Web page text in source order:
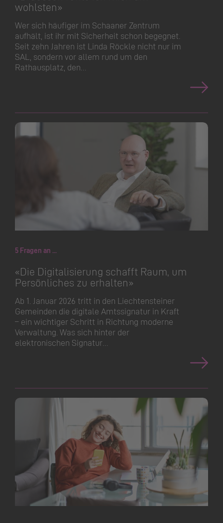
wohlsten»
Wer sich häufiger im Schaaner Zentrum
aufhält, ist ihr mit Sicherheit schon begegnet.
Seit zehn Jahren ist Linda Röckle nicht nur im
SAL, sondern vor allem rund um den
Rathausplatz, den…
5 Fragen an ...
«Die Digitalisierung schafft Raum, um
Persönliches zu erhalten»
Ab 1. Januar 2026 tritt in den Liechtensteiner
Gemeinden die digitale Amtssignatur in Kraft
– ein wichtiger Schritt in Richtung moderne
Verwaltung. Was sich hinter der
elektronischen Signatur…